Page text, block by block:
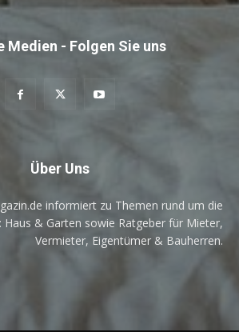
Medien - Folgen Sie uns
Über Uns
informiert zu Themen rund um die
Haus & Garten sowie Ratgeber für Mieter,
Vermieter, Eigentümer & Bauherren.